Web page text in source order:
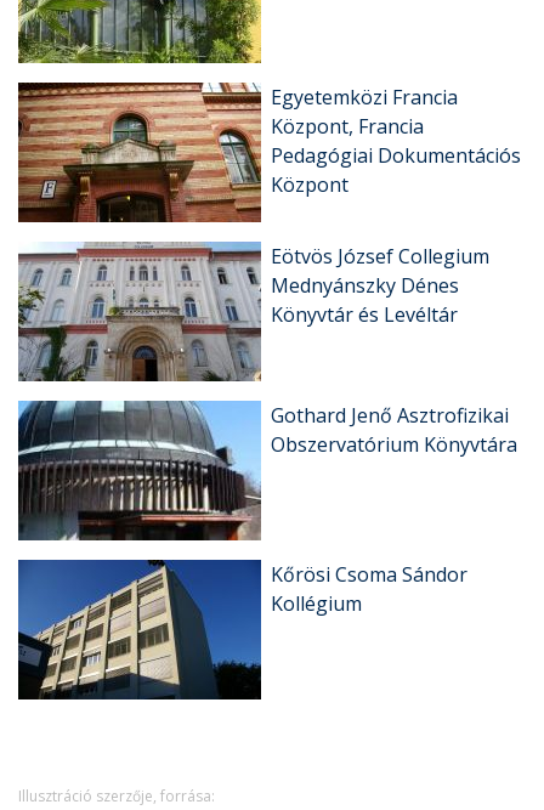
Egyetemközi Francia
Központ, Francia
Pedagógiai Dokumentációs
Központ
Eötvös József Collegium
Mednyánszky Dénes
Könyvtár és Levéltár
Gothard Jenő Asztrofizikai
Obszervatórium Könyvtára
Kőrösi Csoma Sándor
Kollégium
Illusztráció szerzője, forrása: